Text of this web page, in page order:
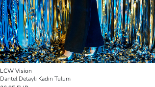
LCW Vision
Dantel Detaylı Kadın Tulum